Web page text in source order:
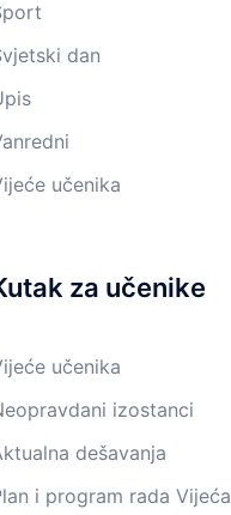
dan
učenika
za učenike
učenika
izostanci
dešavanja
i program rada Vijeća